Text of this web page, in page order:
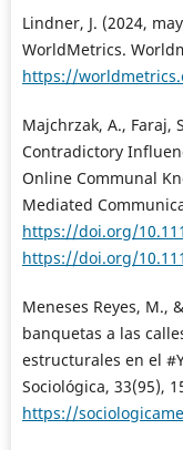
Lindner, J. (2024,
WorldMetrics.
https://
Majchrzak, A., Faraj,
Contradictory
Online Communal
Mediated
https://doi.org/
https://doi.org/
Meneses Reyes, M.,
banquetas a las
estructurales en el
Sociológica, 33(95),
https://